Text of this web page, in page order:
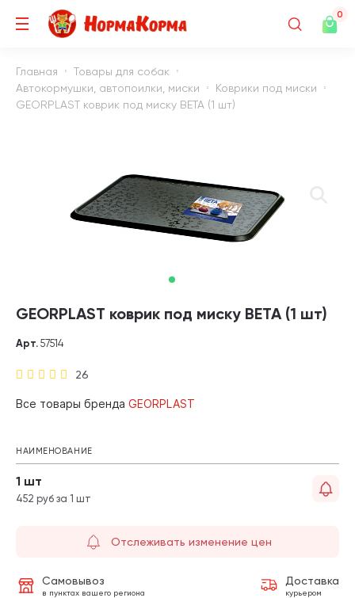
0
Главная
Товары для собак
Автокормушки, автопоилки, миски
Коврики под миски
GEORPLAST коврик под миску BETA (1 шт)
GEORPLAST коврик под миску BETA (1 шт)
26
Арт. 57514
Все товары бренда GEORPLAST
НАИМЕНОВАНИЕ
1 шт
452 руб за 1 шт
Отслеживать изменение цен
Самовывоз
в пунктах вашего региона
Доставка
курьером